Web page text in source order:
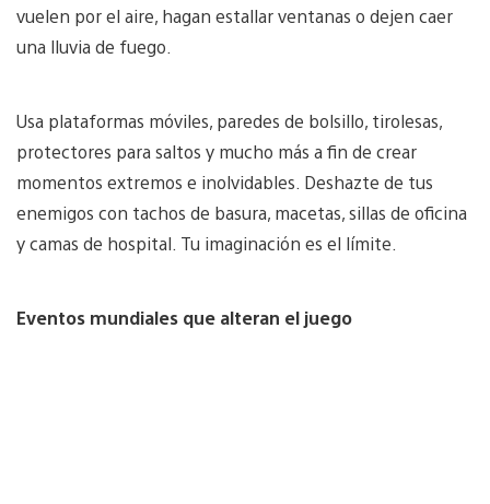
vuelen por el aire, hagan estallar ventanas o dejen caer
una lluvia de fuego.
Usa plataformas móviles, paredes de bolsillo, tirolesas,
protectores para saltos y mucho más a fin de crear
momentos extremos e inolvidables. Deshazte de tus
enemigos con tachos de basura, macetas, sillas de oficina
y camas de hospital. Tu imaginación es el límite.
Eventos mundiales que alteran el juego